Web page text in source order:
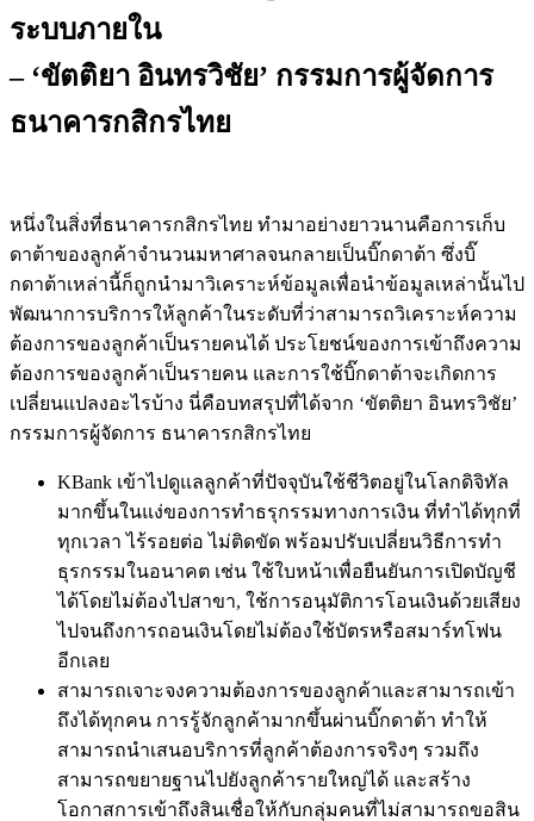
ระบบภายใน
– ‘ขัตติยา อินทรวิชัย’ กรรมการผู้จัดการ
ธนาคารกสิกรไทย
หนึ่งในสิ่งที่ธนาคารกสิกรไทย ทำมาอย่างยาวนานคือการเก็บ
ดาต้าของลูกค้าจำนวนมหาศาลจนกลายเป็นบิ๊กดาต้า ซึ่งบิ๊
กดาต้าเหล่านี้ก็ถูกนำมาวิเคราะห์ข้อมูลเพื่อนำข้อมูลเหล่านั้นไป
พัฒนาการบริการให้ลูกค้าในระดับที่ว่าสามารถวิเคราะห์ความ
ต้องการของลูกค้าเป็นรายคนได้ ประโยชน์ของการเข้าถึงความ
ต้องการของลูกค้าเป็นรายคน และการใช้บิ๊กดาต้าจะเกิดการ
เปลี่ยนแปลงอะไรบ้าง นี่คือบทสรุปที่ได้จาก ‘ขัตติยา อินทรวิชัย’
กรรมการผู้จัดการ ธนาคารกสิกรไทย
KBank เข้าไปดูแลลูกค้าที่ปัจจุบันใช้ชีวิตอยู่ในโลกดิจิทัล
มากขึ้นในแง่ของการทำธรุกรรมทางการเงิน ที่ทำได้ทุกที่
ทุกเวลา ไร้รอยต่อ ไม่ติดขัด พร้อมปรับเปลี่ยนวิธีการทำ
ธุรกรรมในอนาคต เช่น ใช้ใบหน้าเพื่อยืนยันการเปิดบัญชี
ได้โดยไม่ต้องไปสาขา, ใชการอนุมัติการโอนเงินด้วยเสียง
ไปจนถึงการถอนเงินโดยไม่ต้องใช้บัตรหรือสมาร์ทโฟน
อีกเลย
สามารถเจาะจงความต้องการของลูกค้าและสามารถเข้า
ถึงได้ทุกคน การรู้จักลูกค้ามากขึ้นผ่านบิ๊กดาต้า ทำให้
สามารถนำเสนอบริการที่ลูกค้าต้องการจริงๆ รวมถึง
สามารถขยายฐานไปยังลูกค้ารายใหญ่ได้ และสร้าง
โอกาสการเข้าถึงสินเชื่อให้กับกลุ่มคนที่ไม่สามารถขอสิน